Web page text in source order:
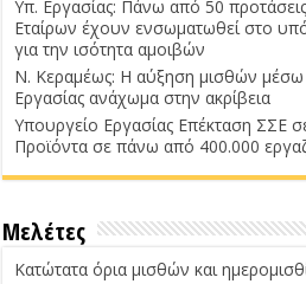
Υπ. Εργασίας: Πάνω από 50
Εταίρων έχουν ενσωματωθεί στο
για την ισότητα αμοιβών
Ν. Κεραμέως: Η αύξηση μισθών
Εργασίας ανάχωμα στην ακρίβεια
Υπουργείο Εργασίας Επέκταση ΣΣΕ
Προϊόντα σε πάνω από 400.000
Μελέτες
Κατώτατα όρια μισθών και